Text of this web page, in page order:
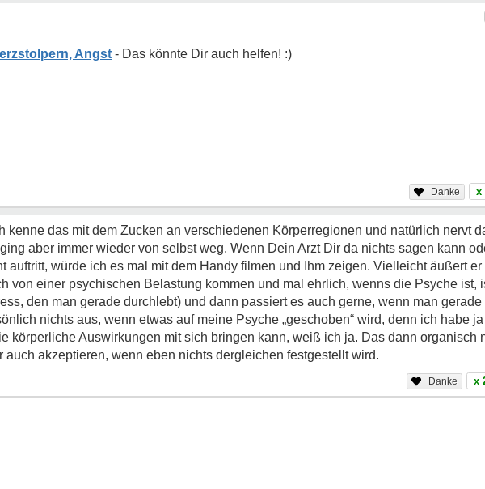
Angst
x
kenne das mit dem Zucken an verschiedenen Körperregionen und natürlich nervt
aber immer wieder von selbst weg. Wenn Dein Arzt Dir da nichts sagen kann
auftritt, würde ich es mal mit dem Handy filmen und Ihm zeigen. Vielleicht äußert er
von einer psychischen Belastung kommen und mal ehrlich, wenns die Psyche ist,
den man gerade durchlebt) und dann passiert es auch gerne, wenn man gerade
nichts aus, wenn etwas auf meine Psyche „geschoben“ wird, denn ich habe
körperliche Auswirkungen mit sich bringen kann, weiß ich ja. Das dann organisch
akzeptieren, wenn eben nichts dergleichen festgestellt wird.
x